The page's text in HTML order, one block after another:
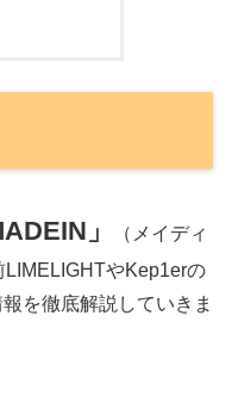
」
（メイディ
やKep1erの
を徹底解説していきま